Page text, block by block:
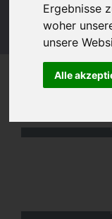
Ergebnisse
woher
unsere
Alle
Lagermaschinen